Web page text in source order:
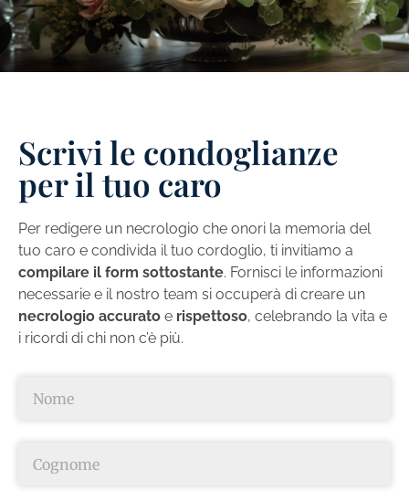
Scrivi le condoglianze
per il tuo caro
Per redigere un necrologio che onori la memoria del
tuo caro e condivida il tuo cordoglio, ti invitiamo a
compilare il form sottostante. Fornisci le informazioni
necessarie e il nostro team si occuperà di creare un
necrologio accurato e rispettoso, celebrando la vita e
i ricordi di chi non c’è più.